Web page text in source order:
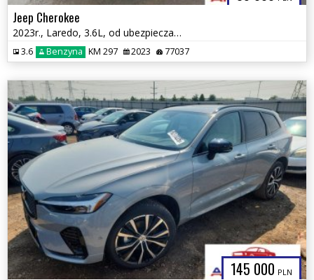
Jeep Cherokee
2023r., Laredo, 3.6L, od ubezpieczalni
3.6 Benzyna KM 297 2023 77037
145 000 PLN